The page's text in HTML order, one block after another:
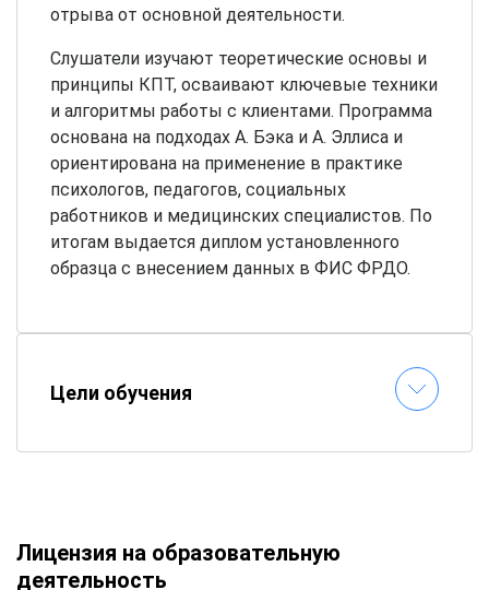
отрыва от основной деятельности.
Слушатели изучают теоретические основы и
принципы КПТ, осваивают ключевые техники
и алгоритмы работы с клиентами. Программа
основана на подходах А. Бэка и А. Эллиса и
ориентирована на применение в практике
психологов, педагогов, социальных
работников и медицинских специалистов. По
итогам выдается диплом установленного
образца с внесением данных в ФИС ФРДО.
Цели обучения
Лицензия на образовательную
деятельность